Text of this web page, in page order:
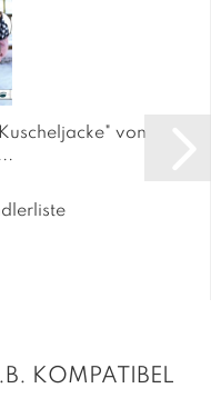
von
KOMPATIBEL